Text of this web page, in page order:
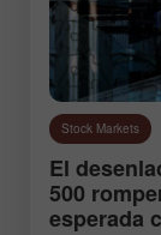
Stock Markets
El
500
esperada